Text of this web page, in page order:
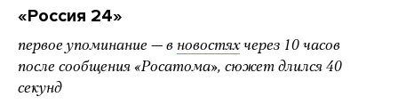
«Россия 24»
первое упоминание — в новостяхчерез 10 часов
после сообщения «Росатома», сюжет длился 40
секунд